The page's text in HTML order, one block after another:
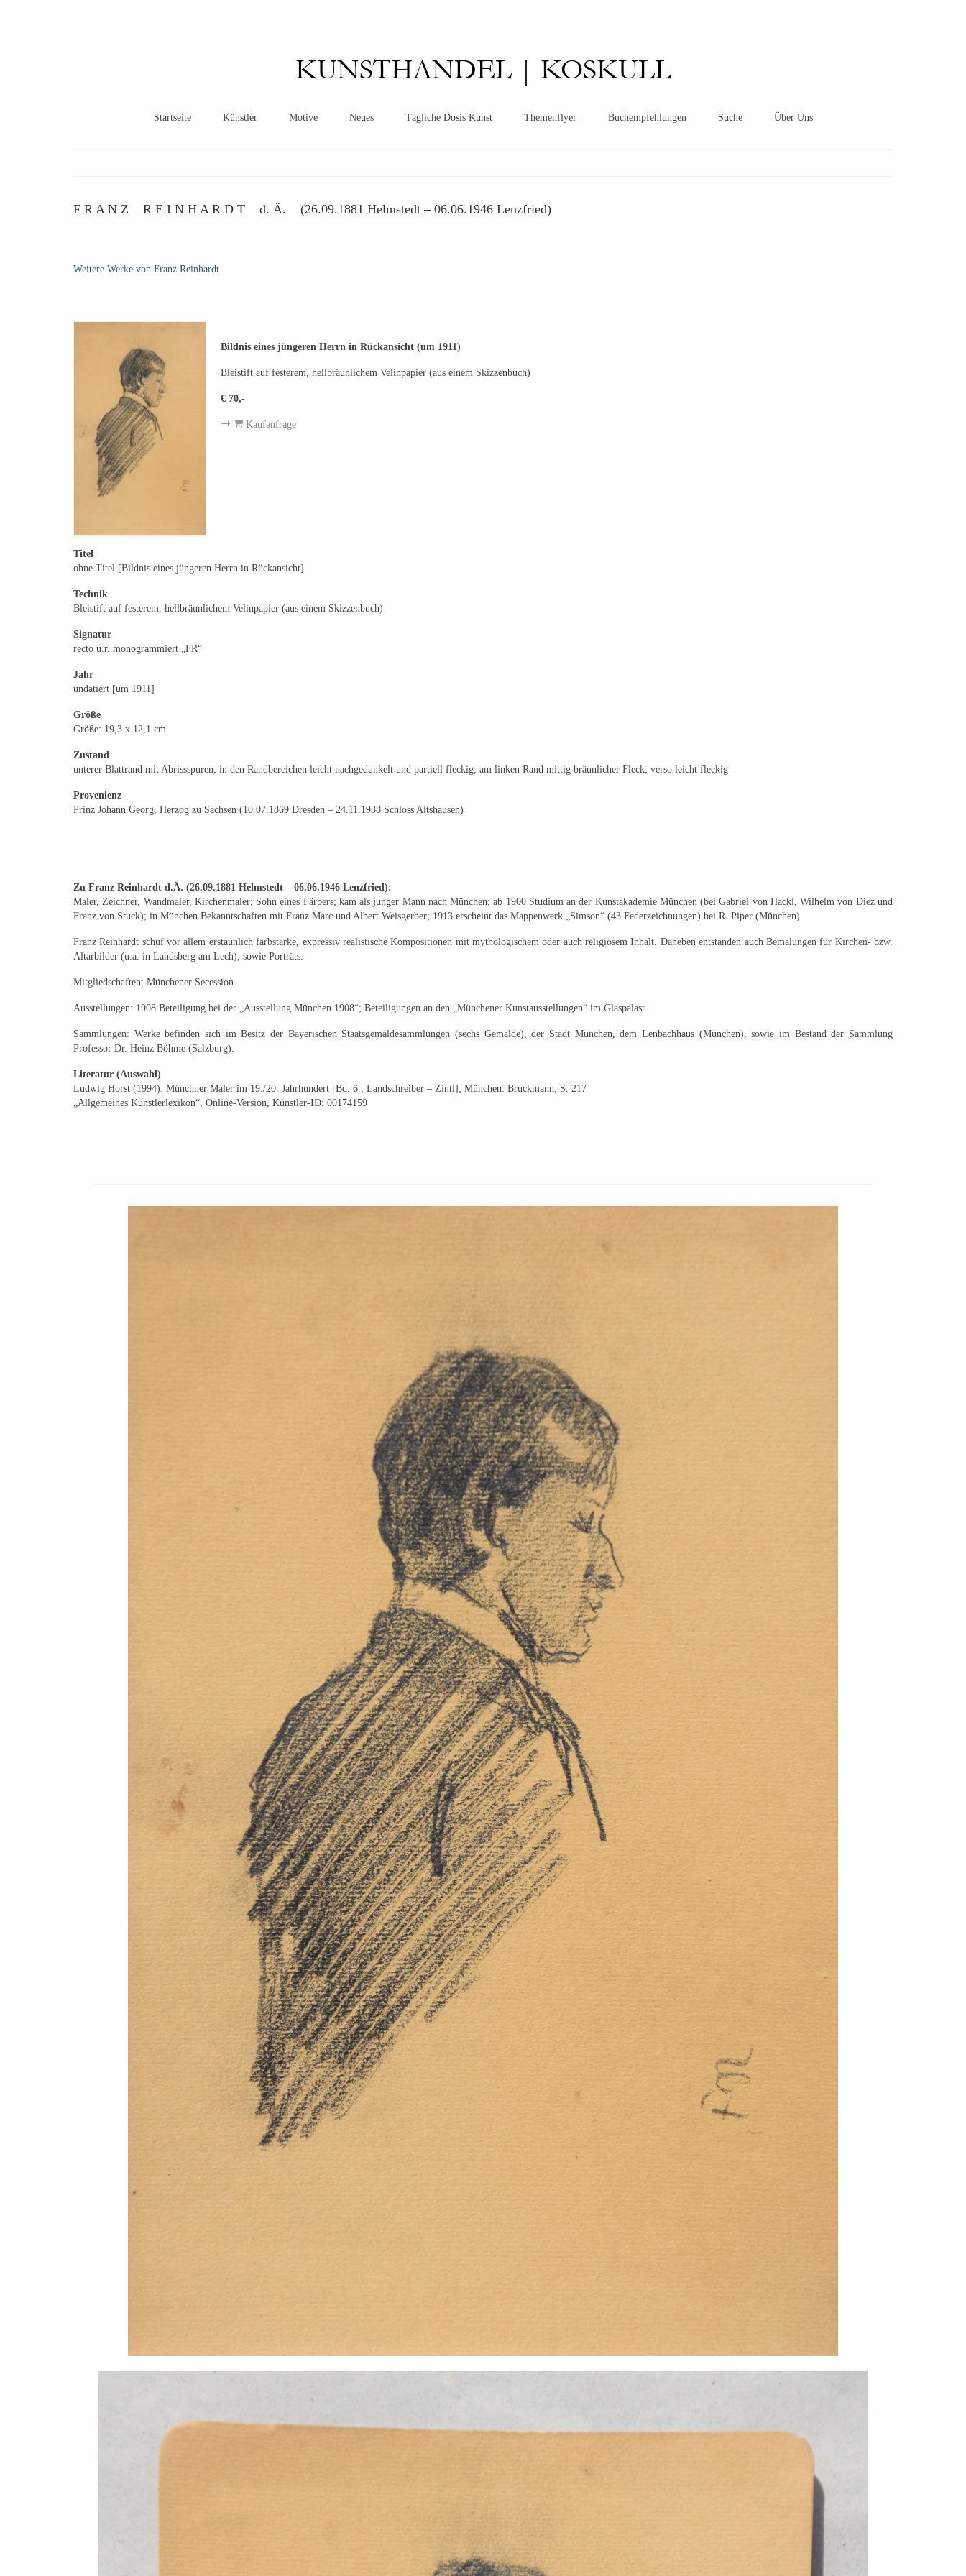
KUNSTHANDEL | KOSKULL
Startseite Künstler Motive Neues Tägliche Dosis Kunst Themenflyer Buchempfehlungen Suche Über Uns
F R A N Z R E I N H A R D T d. Ä. (26.09.1881 Helmstedt – 06.06.1946 Lenzfried)
Weitere Werke von Franz Reinhardt
Bildnis eines jüngeren Herrn in Rückansicht (um 1911)
Bleistift auf festerem, hellbräunlichem Velinpapier (aus einem Skizzenbuch)
€ 70,-
Kaufanfrage
Titel
ohne Titel [Bildnis eines jüngeren Herrn in Rückansicht]
Technik
Bleistift auf festerem, hellbräunlichem Velinpapier (aus einem Skizzenbuch)
Signatur
recto u.r. monogrammiert „FR“
Jahr
undatiert [um 1911]
Größe
Größe: 19,3 x 12,1 cm
Zustand
unterer Blattrand mit Abrissspuren; in den Randbereichen leicht nachgedunkelt und partiell fleckig; am linken Rand mittig bräunlicher Fleck; verso leicht fleckig
Provenienz
Prinz Johann Georg, Herzog zu Sachsen (10.07.1869 Dresden – 24.11.1938 Schloss Altshausen)
Zu Franz Reinhardt d.Ä. (26.09.1881 Helmstedt – 06.06.1946 Lenzfried):
Maler, Zeichner, Wandmaler, Kirchenmaler; Sohn eines Färbers; kam als junger Mann nach München; ab 1900 Studium an der Kunstakademie München (bei Gabriel von Hackl, Wilhelm von Diez und
Franz von Stuck); in München Bekanntschaften mit Franz Marc und Albert Weisgerber; 1913 erscheint das Mappenwerk „Simson“ (43 Federzeichnungen) bei R. Piper (München)
Franz Reinhardt schuf vor allem erstaunlich farbstarke, expressiv realistische Kompositionen mit mythologischem oder auch religiösem Inhalt. Daneben entstanden auch Bemalungen für Kirchen- bzw.
Altarbilder (u.a. in Landsberg am Lech), sowie Porträts.
Mitgliedschaften: Münchener Secession
Ausstellungen: 1908 Beteiligung bei der „Ausstellung München 1908“; Beteiligungen an den „Münchener Kunstausstellungen“ im Glaspalast
Sammlungen: Werke befinden sich im Besitz der Bayerischen Staatsgemäldesammlungen (sechs Gemälde), der Stadt München, dem Lenbachhaus (München), sowie im Bestand der Sammlung
Professor Dr. Heinz Böhme (Salzburg).
Literatur (Auswahl)
Ludwig Horst (1994): Münchner Maler im 19./20. Jahrhundert [Bd. 6., Landschreiber – Zintl]; München: Bruckmann; S. 217
„Allgemeines Künstlerlexikon“, Online-Version, Künstler-ID: 00174159